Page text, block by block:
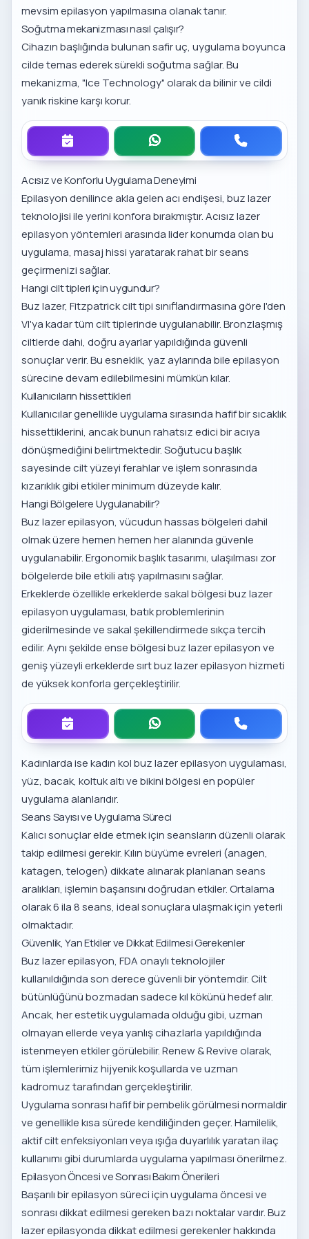
mevsim epilasyon yapılmasına olanak tanır.
Soğutma mekanizması nasıl çalışır?
Cihazın başlığında bulunan safir uç, uygulama boyunca
cilde temas ederek sürekli soğutma sağlar. Bu
mekanizma, "Ice Technology" olarak da bilinir ve cildi
yanık riskine karşı korur.
Acısız ve Konforlu Uygulama Deneyimi
Epilasyon denilince akla gelen acı endişesi, buz lazer
teknolojisi ile yerini konfora bırakmıştır.Acısız lazer
epilasyon yöntemleriarasında lider konumda olan bu
uygulama, masaj hissi yaratarak rahat bir seans
geçirmenizi sağlar.
Hangi cilt tipleri için uygundur?
Buz lazer, Fitzpatrick cilt tipi sınıflandırmasına göre I'den
VI'ya kadar tüm cilt tiplerinde uygulanabilir. Bronzlaşmış
ciltlerde dahi, doğru ayarlar yapıldığında güvenli
sonuçlar verir. Bu esneklik, yaz aylarında bile epilasyon
sürecine devam edilebilmesini mümkün kılar.
Kullanıcıların hissettikleri
Kullanıcılar genellikle uygulama sırasında hafif bir sıcaklık
hissettiklerini, ancak bunun rahatsız edici bir acıya
dönüşmediğini belirtmektedir. Soğutucu başlık
sayesinde cilt yüzeyi ferahlar ve işlem sonrasında
kızarıklık gibi etkiler minimum düzeyde kalır.
Hangi Bölgelere Uygulanabilir?
Buz lazer epilasyon, vücudun hassas bölgeleri dahil
olmak üzere hemen hemen her alanında güvenle
uygulanabilir. Ergonomik başlık tasarımı, ulaşılması zor
bölgelerde bile etkili atış yapılmasını sağlar.
Erkeklerde özellikleerkeklerde sakal bölgesi buz lazer
epilasyonuygulaması, batık problemlerinin
giderilmesinde ve sakal şekillendirmede sıkça tercih
edilir. Aynı şekildeense bölgesi buz lazer epilasyonve
geniş yüzeylierkeklerde sırt buz lazer epilasyon hizmeti
de yüksek konforla gerçekleştirilir.
Kadınlarda isekadın kol buz lazer epilasyon uygulaması,
yüz, bacak, koltuk altı ve bikini bölgesi en popüler
uygulama alanlarıdır.
Seans Sayısı ve Uygulama Süreci
Kalıcı sonuçlar elde etmek için seansların düzenli olarak
takip edilmesi gerekir. Kılın büyüme evreleri (anagen,
katagen, telogen) dikkate alınarak planlanan seans
aralıkları, işlemin başarısını doğrudan etkiler. Ortalama
olarak 6 ila 8 seans, ideal sonuçlara ulaşmak için yeterli
olmaktadır.
Güvenlik, Yan Etkiler ve Dikkat Edilmesi Gerekenler
Buz lazer epilasyon, FDA onaylı teknolojiler
kullanıldığında son derece güvenli bir yöntemdir. Cilt
bütünlüğünü bozmadan sadece kıl kökünü hedef alır.
Ancak, her estetik uygulamada olduğu gibi, uzman
olmayan ellerde veya yanlış cihazlarla yapıldığında
istenmeyen etkiler görülebilir. Renew & Revive olarak,
tüm işlemlerimiz hijyenik koşullarda ve uzman
kadromuz tarafından gerçekleştirilir.
Uygulama sonrası hafif bir pembelik görülmesi normaldir
ve genellikle kısa sürede kendiliğinden geçer. Hamilelik,
aktif cilt enfeksiyonları veya ışığa duyarlılık yaratan ilaç
kullanımı gibi durumlarda uygulama yapılması önerilmez.
Epilasyon Öncesi ve Sonrası Bakım Önerileri
Başarılı bir epilasyon süreci için uygulama öncesi ve
sonrası dikkat edilmesi gereken bazı noktalar vardır.Buz
lazer epilasyonda dikkat edilmesi gerekenlerhakkında